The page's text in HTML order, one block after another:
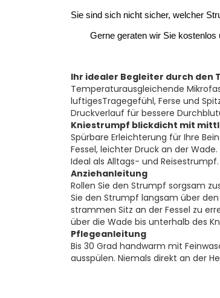
Sie sind sich nicht sicher, welcher
Gerne geraten wir Sie kostenlos
Ihr idealer Begleiter durch den
Temperaturausgleichende
luftigesTragegefühl, Ferse und
Druckverlauf für bessere
Kniestrumpf blickdicht mit
Spürbare Erleichterung für Ihre
Fessel, leichter Druck an der
Ideal als Alltags- und Reisestrumpf.
Anziehanleitung
Rollen Sie den Strumpf sorgsam
Sie den Strumpf langsam über
strammen Sitz an der Fessel zu
über die Wade bis unterhalb des
Pflegeanleitung
Bis 30 Grad handwarm mit
ausspülen. Niemals direkt an der